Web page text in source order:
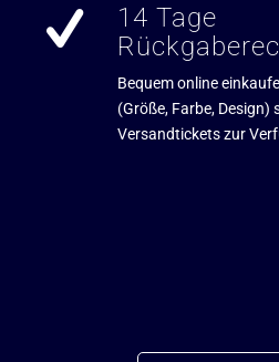
14 Tage
Bequem online
(Größe, Farbe, Design)
Versandtickets zur